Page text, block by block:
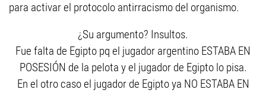
para activar el protocolo antirracismo del organismo.
¿Su argumento? Insultos.
Fue falta de Egipto pq el jugador argentino ESTABA EN
POSESIÓN de la pelota y el jugador de Egipto lo pisa.
En el otro caso el jugador de Egipto ya NO ESTABA EN